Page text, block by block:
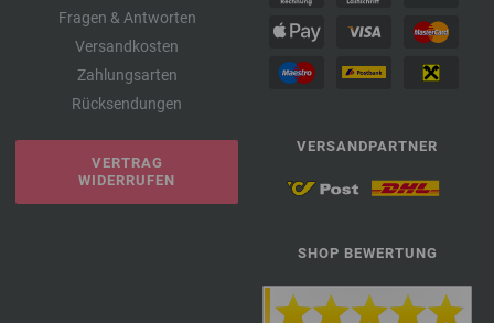
Fragen & Antworten
Versandkosten
Zahlungsarten
Rücksendungen
VERTRAG
WIDERRUFEN
VERSANDPARTNER
SHOP BEWERTUNG